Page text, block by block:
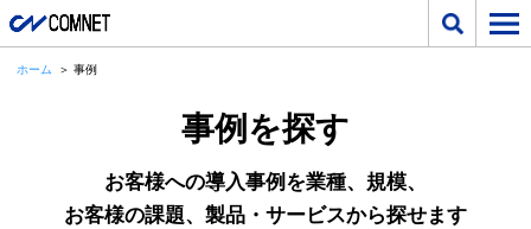
事例を探す
お客様への導入事例を業種、規模、
お客様の課題、製品・サービスから探せます
ホーム 事例